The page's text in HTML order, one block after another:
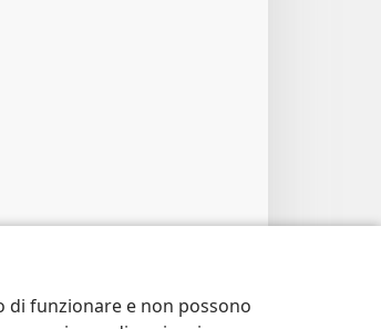
di funzionare e non possono